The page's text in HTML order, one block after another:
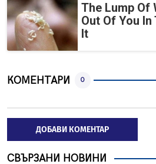
The Lump Of
Out Of You
It
КОМЕНТАРИ 0
ДОБАВИ КОМЕНТАР
СВЪРЗАНИ НОВИНИ